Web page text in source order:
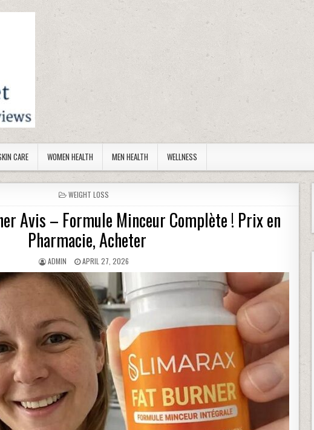
CARE WOMEN HEALTH MEN HEALTH WELLNESS
POSTED IN
WEIGHT LOSS
Avis – Formule Minceur Complète ! Prix en
Pharmacie, Acheter
AUTHOR:
ADMIN PUBLISHED DATE:
APRIL 27, 2026